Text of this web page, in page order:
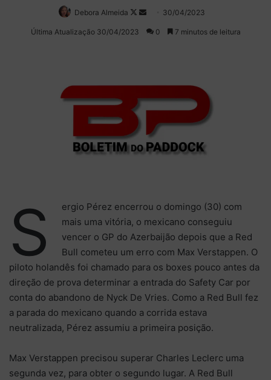
Debora Almeida
Follow
on
Mande
um
30/04/2023
Última Atualização 30/04/2023 0 7 minutos de leitura
S
ergio Pérez encerrou o domingo (30) com
mais uma vitória, o mexicano conseguiu
vencer o GP do Azerbaijão depois que a Red
Bull cometeu um erro com Max Verstappen. O
piloto holandês foi chamado para os boxes pouco antes da
direção de prova determinar a entrada do Safety Car por
conta do abandono de Nyck De Vries. Como a Red Bull fez
a parada do mexicano quando a corrida estava
neutralizada, Pérez assumiu a primeira posição.
Max Verstappen precisou superar Charles Leclerc uma
segunda vez, para obter o segundo lugar. A Red Bull